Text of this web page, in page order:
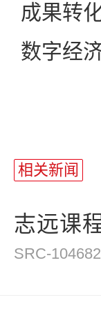
成果转
数字经
相关新闻
志远课
SRC-